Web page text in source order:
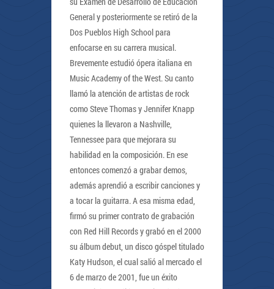
General y posteriormente se retiró de la
Dos Pueblos High School para
enfocarse en su carrera musical.
Brevemente estudió ópera italiana en
Music Academy of the West. Su canto
llamó la atención de artistas de rock
como Steve Thomas y Jennifer Knapp
quienes la llevaron a Nashville,
Tennessee para que mejorara su
habilidad en la composición. En ese
entonces comenzó a grabar demos,
además aprendió a escribir canciones y
a tocar la guitarra. A esa misma edad,
firmó su primer contrato de grabación
con Red Hill Records y grabó en el 2000
su álbum debut, un disco góspel titulado
Katy Hudson, el cual salió al mercado el
6 de marzo de 2001, fue un éxito